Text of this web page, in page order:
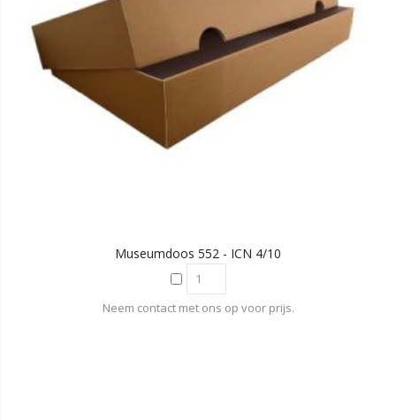
Museumdoos 552 - ICN 4/10
Neem contact met ons op voor prijs.